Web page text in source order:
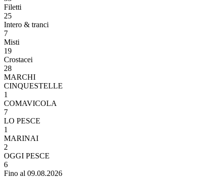
Filetti
25
Intero & tranci
7
Misti
19
Crostacei
28
MARCHI
CINQUESTELLE
1
COMAVICOLA
7
LO PESCE
1
MARINAI
2
OGGI PESCE
6
Fino al 09.08.2026